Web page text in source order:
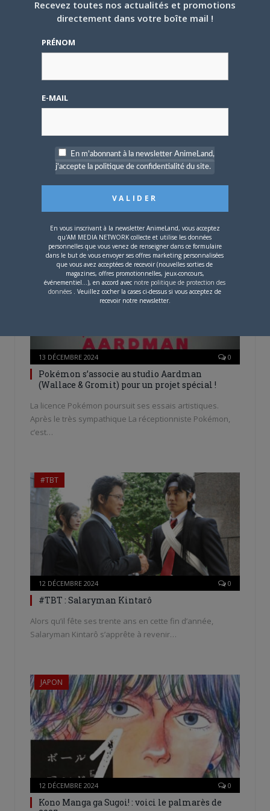
l’animation continue d’être un sujet controversé.…
ANIME
13 DÉCEMBRE 2024
WTFriday : Ranma, un demi !
ANIME
13 DÉCEMBRE 2024 0
Pokémon s’associe au studio Aardman
(Wallace & Gromit) pour un projet spécial !
La licence Pokémon poursuit ses essais artistiques.
Après le très sympathique La réceptionniste Pokémon,
c’est…
#TBT
12 DÉCEMBRE 2024 0
#TBT : Salaryman Kintarô
Alors qu’il fête ses trente ans en cette fin d’année,
Salaryman Kintarô s’apprête à revenir…
JAPON
12 DÉCEMBRE 2024 0
Kono Manga ga Sugoi! : voici le palmarès de
Recevez toutes nos actualités et promotions
directement dans votre boîte mail !
PRÉNOM
E-MAIL
En m'abonnant à la newsletter AnimeLand,
j'accepte la politique de confidentialité du site.
En vous inscrivant à la newsletter AnimeLand, vous acceptez
qu'AM MEDIA NETWORK collecte et utilise les données
personnelles que vous venez de renseigner dans ce formulaire
dans le but de vous envoyer ses offres marketing personnalisées
que vous avez acceptées de recevoir (nouvelles sorties de
magazines, offres promotionnelles, jeux-concours,
événementiel...), en accord avec notre politique de protection des
données . Veuillez cocher la cases ci-dessus si vous acceptez de
recevoir notre newsletter.